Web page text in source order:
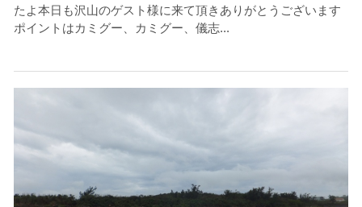
たよ本日も沢山のゲスト様に来て頂きありがとうございます
ポイントはカミグー、カミグー、儀志...